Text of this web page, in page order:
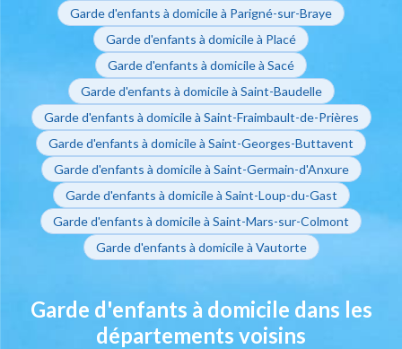
Garde d'enfants à domicile à Parigné-sur-Braye
Garde d'enfants à domicile à Placé
Garde d'enfants à domicile à Sacé
Garde d'enfants à domicile à Saint-Baudelle
Garde d'enfants à domicile à Saint-Fraimbault-de-Prières
Garde d'enfants à domicile à Saint-Georges-Buttavent
Garde d'enfants à domicile à Saint-Germain-d'Anxure
Garde d'enfants à domicile à Saint-Loup-du-Gast
Garde d'enfants à domicile à Saint-Mars-sur-Colmont
Garde d'enfants à domicile à Vautorte
Garde d'enfants à domicile dans les
départements voisins